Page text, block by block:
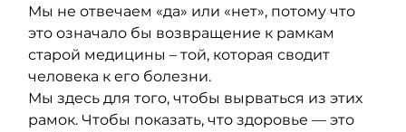
Мы не отвечаем «да» или «нет», потому что
это означало бы возвращение к рамкам
старой медицины – той, которая сводит
человека к его болезни.
Мы здесь для того, чтобы вырваться из этих
рамок. Чтобы показать, что здоровье — это